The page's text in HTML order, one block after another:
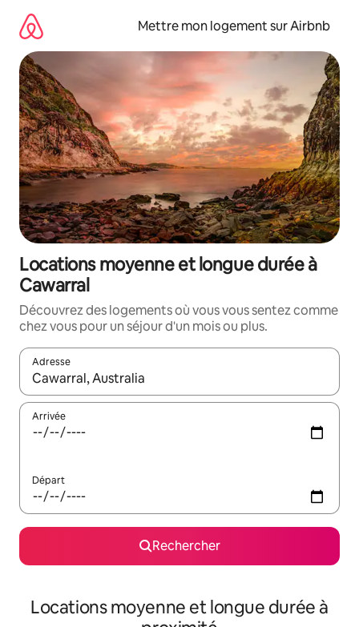
directement
contenu
Mettre mon logement sur Airbnb
Locations moyenne et longue durée à
Cawarral
Découvrez des logements où vous vous sentez comme
chez vous pour un séjour d'un mois ou plus.
Adresse
Lorsque les résultats s'affichent, utilisez les flèches vers le
Arrivée
Départ
Rechercher
Locations moyenne et longue durée à